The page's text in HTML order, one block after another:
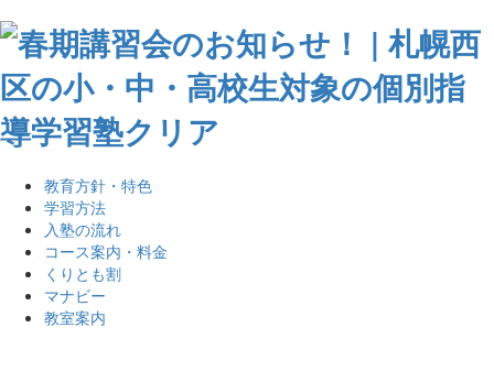
教育方針・特色
学習方法
入塾の流れ
コース案内・料金
くりとも割
マナビー
教室案内